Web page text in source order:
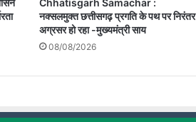
Chhatisgarh Samachar :
नक्सलमुक्त छत्तीसगढ़ प्रगति के पथ पर निरंतर
अग्रसर हो रहा -मुख्यमंत्री साय
08/08/2026